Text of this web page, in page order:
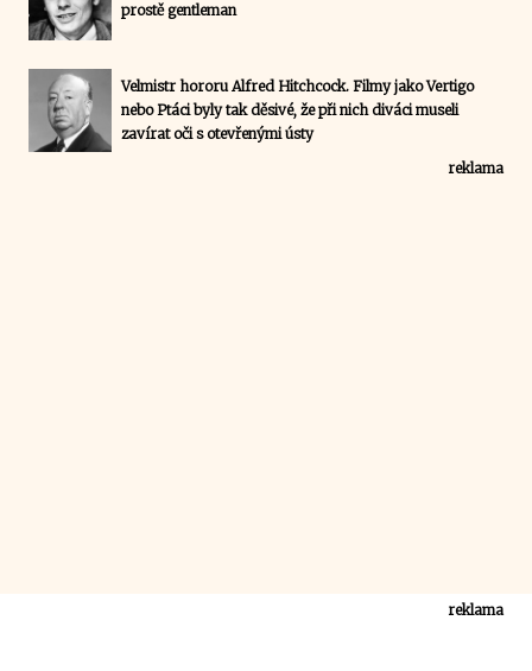
prostě gentleman
Velmistr hororu Alfred Hitchcock. Filmy jako Vertigo
nebo Ptáci byly tak děsivé, že při nich diváci museli
zavírat oči s otevřenými ústy
reklama
reklama